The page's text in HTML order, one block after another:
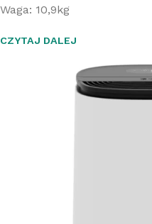
Waga: 10,9kg
CZYTAJ DALEJ